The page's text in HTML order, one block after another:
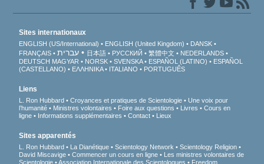
Sites internationaux
ENGLISH (US/International) ENGLISH (United Kingdom)
DANSK
FRANÇAIS
עברית 日本語 РУССКИЙ 繁體中文
NEDERLANDS
DEUTSCH MAGYAR NORSK SVENSKA ESPAÑOL (LATINO)
ESPAÑOL
(CASTELLANO)
ΕΛΛΗΝΙΚA ITALIANO PORTUGUÊS
Liens
L. Ron Hubbard Croyances et pratiques de Scientologie
Une voix pour
l’humanité
Ministres volontaires Foire aux questions Livres
Cours en
ligne
Informations supplémentaires Contact Lieux
Sites apparentés
L. Ron Hubbard La Dianétique Scientology Network
Scientology Religion
David Miscavige
Commencer un cours en ligne
Les ministres volontaires de
Scientologie
Association Internationale des Scientologues Freedom